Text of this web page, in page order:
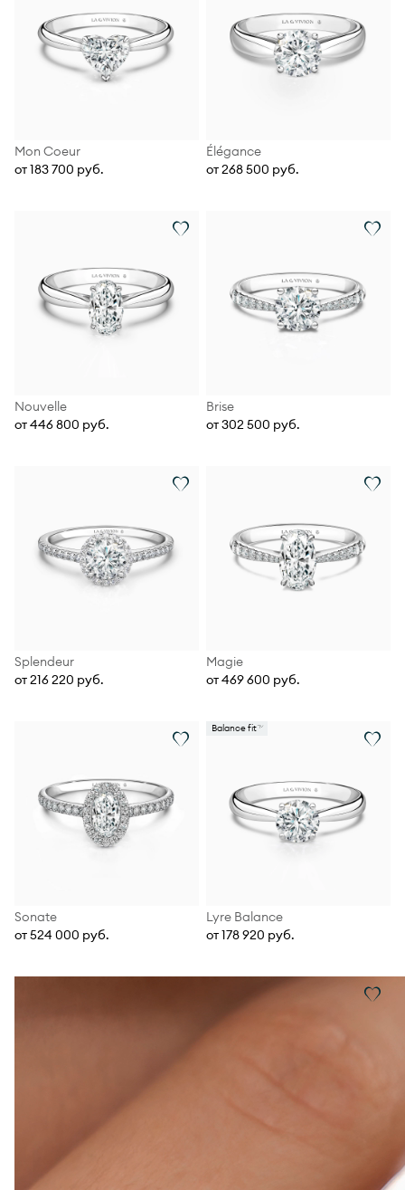
Mon Coeur
от 183 700 руб.
Élégance
от 268 500 руб.
Nouvelle
от 446 800 руб.
Brise
от 302 500 руб.
Splendeur
от 216 220 руб.
Magie
от 469 600 руб.
Sonate
от 524 000 руб.
Balance fit
Lyre Balance
от 178 920 руб.